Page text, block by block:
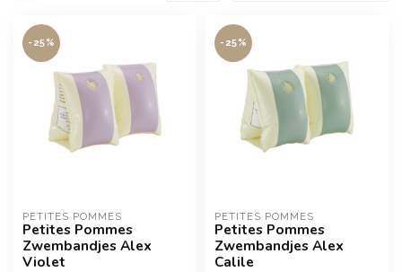
-25%
PETITES POMMES
Petites Pommes
Zwembandjes Alex
Violet
-25%
PETITES POMMES
Petites Pommes
Zwembandjes Alex
Calile